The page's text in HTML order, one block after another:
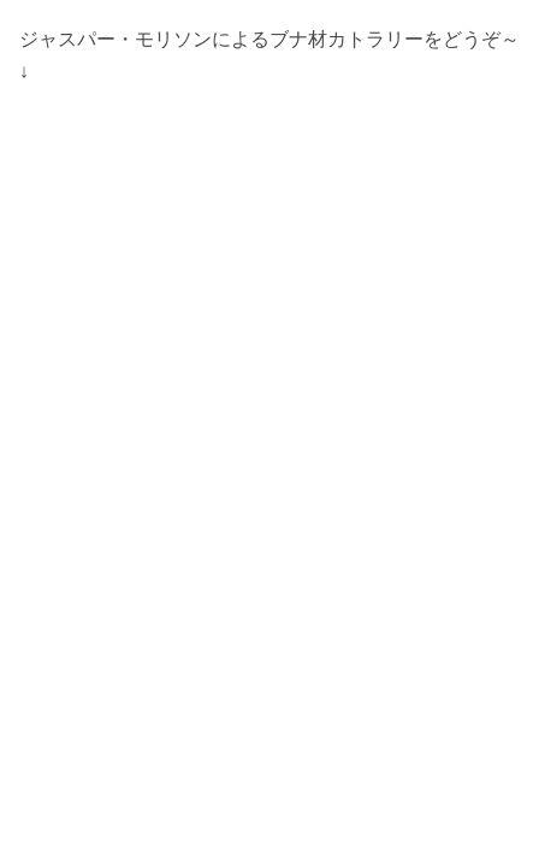
ジャスパー・モリソンによるブナ材カトラリーをどうぞ～
↓